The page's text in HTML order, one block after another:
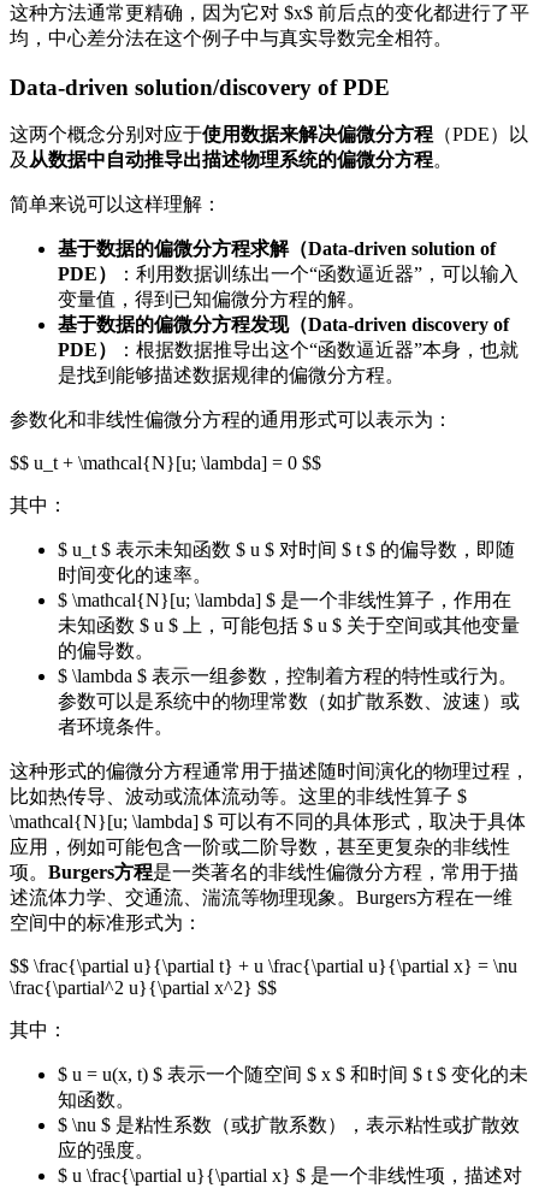
这种方法通常更精确，因为它对 $x$ 前后点的变化都进行了平
均，中心差分法在这个例子中与真实导数完全相符。
Data-driven solution/discovery of PDE
这两个概念分别对应于使用数据来解决偏微分方程 （PDE）以
及 从数据中自动推导出描述物理系统的偏微分方程。
简单来说可以这样理解：
基于数据的偏微分方程求解（Data-driven solution of
PDE）
：利用数据训练出一个“函数逼近器”，可以输入
变量值，得到已知偏微分方程的解。
基于数据的偏微分方程发现（Data-driven discovery of
PDE）
：根据数据推导出这个“函数逼近器”本身，也就
是找到能够描述数据规律的偏微分方程。
参数化和非线性偏微分方程的通用形式可以表示为：
$$ u_t + \mathcal{N}[u; \lambda] = 0 $$
其中：
$ u_t $ 表示未知函数 $ u $ 对时间 $ t $ 的偏导数，即随
时间变化的速率。
$ \mathcal{N}[u; \lambda] $ 是一个非线性算子，作用在
未知函数 $ u $ 上，可能包括 $ u $ 关于空间或其他变量
的偏导数。
$ \lambda $ 表示一组参数，控制着方程的特性或行为。
参数可以是系统中的物理常数（如扩散系数、波速）或
者环境条件。
这种形式的偏微分方程通常用于描述随时间演化的物理过程，
比如热传导、波动或流体流动等。这里的非线性算子 $
\mathcal{N}[u; \lambda] $ 可以有不同的具体形式，取决于具体
应用，例如可能包含一阶或二阶导数，甚至更复杂的非线性
项。 Burgers方程是一类著名的非线性偏微分方程，常用于描
述流体力学、交通流、湍流等物理现象。Burgers方程在一维
空间中的标准形式为：
$$ \frac{\partial u}{\partial t} + u \frac{\partial u}{\partial x} = \nu
\frac{\partial^2 u}{\partial x^2} $$
其中：
$ u = u(x, t) $ 表示一个随空间 $ x $ 和时间 $ t $ 变化的未
知函数。
$ \nu $ 是粘性系数（或扩散系数），表示粘性或扩散效
应的强度。
$ u \frac{\partial u}{\partial x} $ 是一个非线性项，描述对